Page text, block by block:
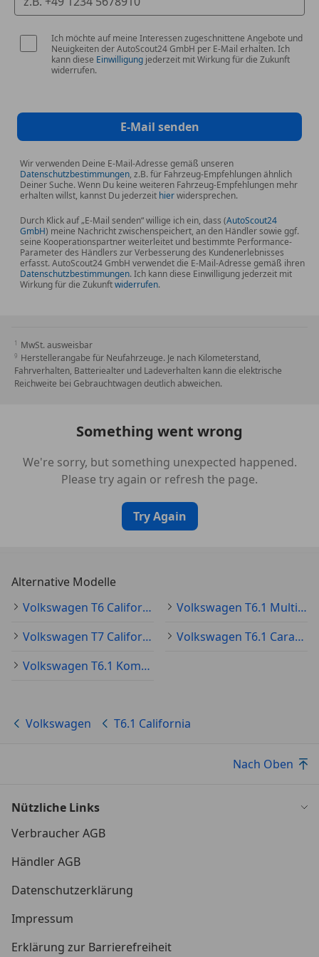
Grey
Innenbeleuchtung Camper (inkl. Beleuchtung
Aufstelldach / Heckklappe)
Innenleuchten im Lade-/FG-Raum:
Isofix-Aufnahmen für Kindersitz an Rücksitz
Kindersicherung elektr. betätigt
Klimaautomatik Climatronic (Fahrerhaus +
Lade-/Fahrgastraum)
Kompressor-Kühlschrank
Kraftstofftank: 70 Ltr.
Kühlergrill mit Chromleisten
Lenkrad (Leder) mit Multifunktion
Lenksäule (Lenkrad) verstellbar
Motor 2,0 Ltr. - 150 kW TDI
Multimedia-Schnittstelle 2 x USB (Typ C) vorn
Nebelscheinwerfer mit integriertem Abbiegelicht
Notrufsystem
Radstand 3000 mm
Regensensor
Reifen-Reparaturkit
Schadstoffarm nach Abgasnorm Euro 6d
Scheinwerfer LED
Seitenairbag / Kopfairbag (Curtain-Airbag) vorn
Servolenkung elektro-mechanisch
Sitze im Fahrerhaus: Beifahrersitz mit
Lendenwirbelstütze, drehbar
Sitze im Fahrerhaus: Fahrer- und Beifahrersitz mit
Armlehnen vorn
und Beifahrersitz
verschiebbar und ausklappbar
Sonnenschutzrollo im Fahrgastraum
Standheizung mit Fernbedienung, Zeitschaltuhr
Start/Stop-Anlage Motor
Ich möchte auf meine Interessen zugeschnittene Angebote und
Neuigkeiten der AutoScout24 GmbH per E-Mail erhalten. Ich
kann diese Einwilligung jederzeit mit Wirkung für die Zukunft
widerrufen.
E-Mail senden
Wir verwenden Deine E-Mail-Adresse gemäß unseren
Datenschutzbestimmungen, z.B. für Fahrzeug-Empfehlungen ähnlich
Deiner Suche. Wenn Du keine weiteren Fahrzeug-Empfehlungen mehr
erhalten willst, kannst Du jederzeit hierwidersprechen.
Durch Klick auf „E-Mail senden“ willige ich ein, dass (AutoScout24
GmbH) meine Nachricht zwischenspeichert, an den Händler sowie ggf.
seine Kooperationspartner weiterleitet und bestimmte Performance-
Parameter des Händlers zur Verbesserung des Kundenerlebnisses
erfasst. AutoScout24 GmbH verwendet die E-Mail-Adresse gemäß ihren
Datenschutzbestimmungen. Ich kann diese Einwilligung jederzeit mit
Wirkung für die Zukunftwiderrufen.
MwSt. ausweisbar
Herstellerangabe für Neufahrzeuge. Je nach Kilometerstand,
Fahrverhalten, Batteriealter und Ladeverhalten kann die elektrische
Reichweite bei Gebrauchtwagen deutlich abweichen.
Something went wrong
We're sorry, but something unexpected happened.
Please try again or refresh the page.
Try Again
Alternative Modelle
Volkswagen T6 California Gebraucht
Volkswagen T6.1 Multivan Gebraucht
Volkswagen T7 California Gebraucht
Volkswagen T6.1 Caravelle Gebraucht
Volkswagen T6.1 Kombi Gebraucht
Volkswagen T6.1 California
Nach Oben
Nützliche Links
Verbraucher AGB
Händler AGB
Datenschutzerklärung
Impressum
Erklärung zur Barrierefreiheit